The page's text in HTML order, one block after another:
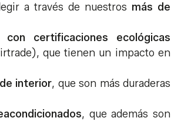
a través de nuestros más de
certificaciones ecológicas
que tienen un impacto en
interior, que son más duraderas
, que además son